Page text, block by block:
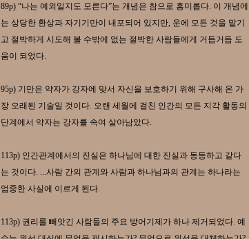
89p) “나는 예외일지도 모른다”는 개념은 참으로 흥미롭다. 이 개념에
는 상당한 환상과 자기기만이 내포되어 있지만, 운에 모든 것을 맡기
고 절박하게 시도해 볼 수밖에 없는 절박한 사람들에게 거듭거듭 도
움이 되었다.
95p) 기만은 약자가 강자에 맞서 자신을 보호하기 위해 구사해 온 가
장 오래된 기술일 것이다. 오랜 세월에 걸친 인간의 모든 지각 활동의
단계에서 약자는 강자를 속여 살아남았다.
113p) 인간관계에서의 진실은 하나님에 대한 진실과 동등하고 같다
는 것이다. ...사람 간의 관계와 사람과 하나님과의 관계는 하나라는
엄중한 사실에 이르게 된다.
113p) 권리를 빼앗긴 사람들의 주요 방어기제가 하나 제거되었다. 예